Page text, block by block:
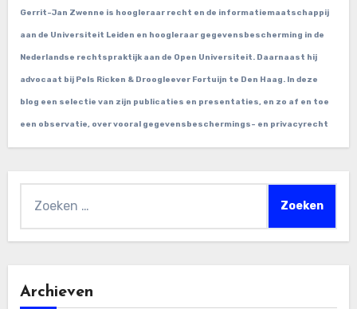
Gerrit-Jan Zwenne is hoogleraar recht en de informatiemaatschappij
aan de Universiteit Leiden en hoogleraar gegevensbescherming in de
Nederlandse rechtspraktijk aan de Open Universiteit. Daarnaast hij
advocaat bij Pels Ricken & Droogleever Fortuijn te Den Haag. In deze
blog een selectie van zijn publicaties en presentaties, en zo af en toe
een observatie, over vooral gegevensbeschermings- en privacyrecht
Archieven